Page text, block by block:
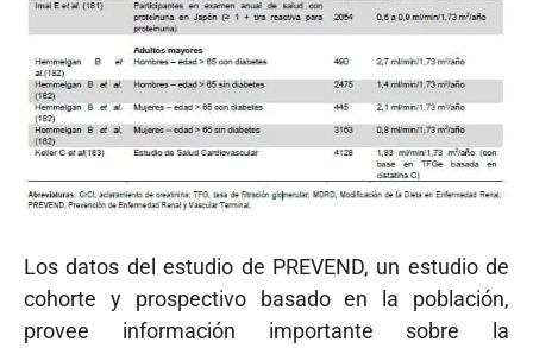
Los datos del estudio de PREVEND, un estudio de
cohorte y prospectivo basado en la población,
provee información importante sobre la